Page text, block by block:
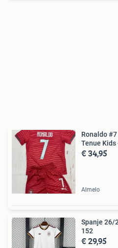
Ronaldo
Tenue Kids
€ 34,95
Almelo
Spanje 26/
152
€ 29,95